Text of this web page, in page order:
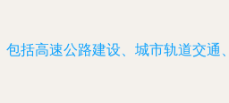
括高速公路建设、城市轨道交